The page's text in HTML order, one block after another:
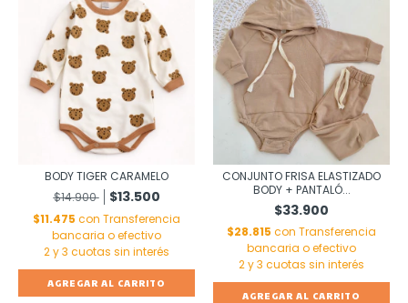
BODY TIGER CARAMELO
$14.900
$13.500
$11.475 con Transferencia
bancaria o efectivo
AGREGAR AL CARRITO
CONJUNTO FRISA ELASTIZADO
BODY + PANTALÓ...
$33.900
$28.815 con Transferencia
bancaria o efectivo
AGREGAR AL CARRITO